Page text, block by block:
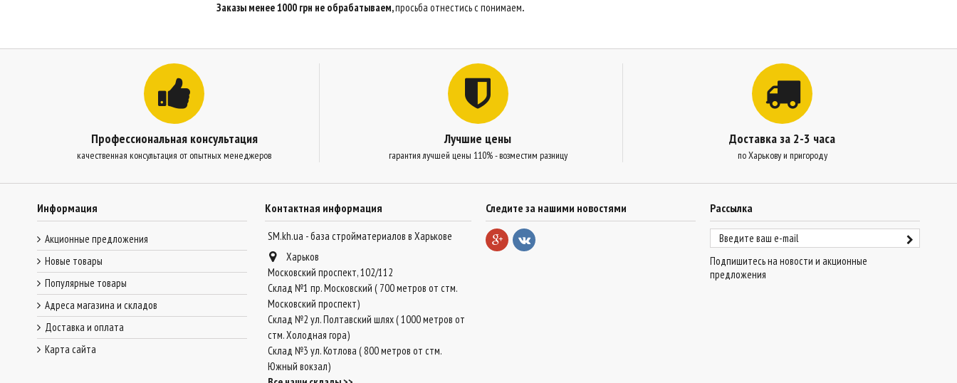
Заказы менее 1000 грн не обрабатываем,просьба отнестись с понимаем.
Профессиональная консультация
качественная консультация от опытных менеджеров
Лучшие цены
гарантия лучшей цены 110% - возместим разницу
Доставка за 2-3 часа
по Харькову и пригороду
Информация
Акционные предложения
Новые товары
Популярные товары
Адреса магазина и складов
Доставка и оплата
Карта сайта
Контактная информация
SM.kh.ua - база стройматериалов в Харькове
Харьков
Московский проспект, 102/112
Склад №1 пр. Московский ( 700 метров от стм.
Московский проспект)
Склад №2 ул. Полтавский шлях ( 1000 метров от
стм. Холодная гора)
Склад №3 ул. Котлова ( 800 метров от стм.
Южный вокзал)
Рассылка
Подпишитесь на новости и акционные
предложения
Следите за нашими новостями